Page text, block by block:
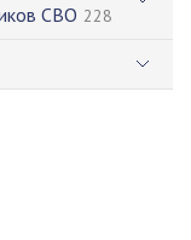
СВО 228